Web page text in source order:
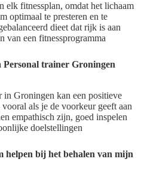
elk fitnessplan, omdat het lichaam
optimaal te presteren en te
dieet dat rijk is aan
van een fitnessprogramma
Personal trainer Groningen
Groningen kan een positieve
als je de voorkeur geeft aan
empathisch zijn, goed inspelen
doelstellingen
helpen bij het behalen van mijn